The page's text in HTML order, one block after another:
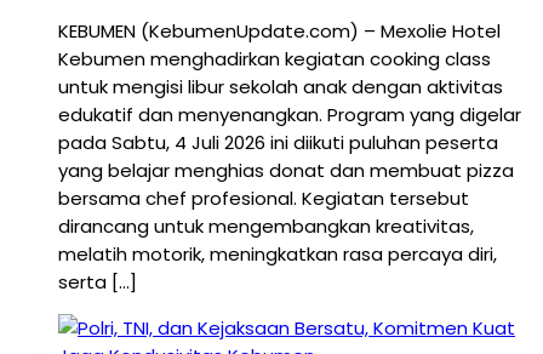
KEBUMEN (KebumenUpdate.com) – Mexolie Hotel
Kebumen menghadirkan kegiatan cooking class
untuk mengisi libur sekolah anak dengan aktivitas
edukatif dan menyenangkan. Program yang digelar
pada Sabtu, 4 Juli 2026 ini diikuti puluhan peserta
yang belajar menghias donat dan membuat pizza
bersama chef profesional. Kegiatan tersebut
dirancang untuk mengembangkan kreativitas,
melatih motorik, meningkatkan rasa percaya diri,
serta […]